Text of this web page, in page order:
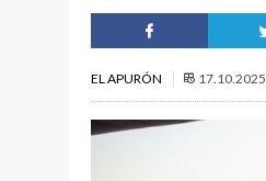
EL APURÓN